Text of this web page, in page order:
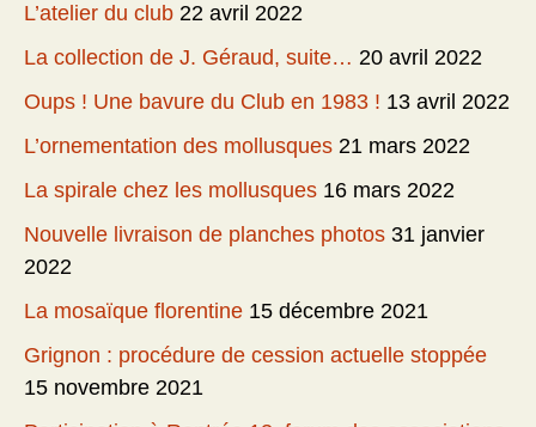
L’atelier du club 22 avril 2022
La collection de J. Géraud, suite… 20 avril 2022
Oups ! Une bavure du Club en 1983 ! 13 avril 2022
L’ornementation des mollusques 21 mars 2022
La spirale chez les mollusques 16 mars 2022
Nouvelle livraison de planches photos 31 janvier
2022
La mosaïque florentine 15 décembre 2021
Grignon : procédure de cession actuelle stoppée
15 novembre 2021